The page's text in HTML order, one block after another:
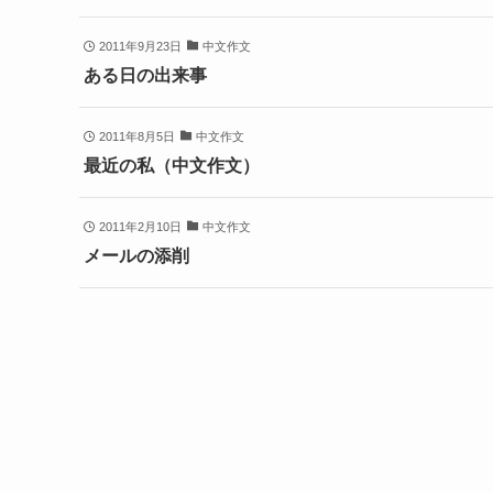
2011年9月23日 中文作文
ある日の出来事
2011年8月5日 中文作文
最近の私（中文作文）
2011年2月10日 中文作文
メールの添削